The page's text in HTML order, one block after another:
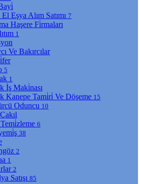
Eşya Alım Satımı 7
Haşere Fi̇rmaları
1
Ve Bakırcılar
5
1
İş Maki̇nası
Kanepe Tami̇ri̇ Ve Döşeme 15
Oduncu 10
6
38
2
1
2
Satışı 85